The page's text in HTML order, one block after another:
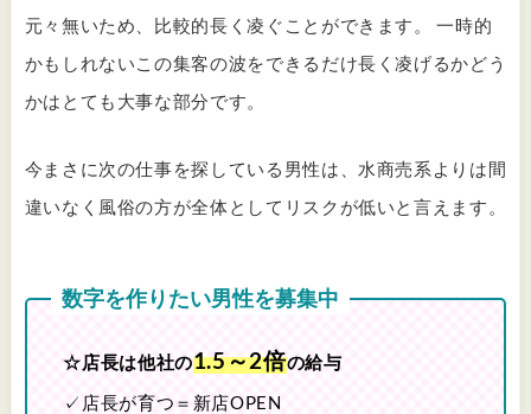
元々無いため、比較的長く凌ぐことができます。 一時的
かもしれないこの集客の波をできるだけ長く凌げるかどう
かはとても大事な部分です。
今まさに次の仕事を探している男性は、水商売系よりは間
違いなく風俗の方が全体としてリスクが低いと言えます。
数字を作りたい男性を募集中
☆店長は他社の1.5～2倍の給与
✓店長が育つ＝新店OPEN